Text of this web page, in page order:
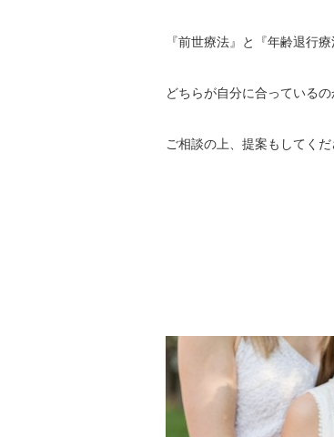
『前世療法』と『年齢退行療
どちらが自分に合っている
ご相談の上、提案もしてく